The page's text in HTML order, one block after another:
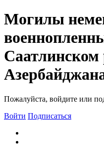
Могилы
Саатлинском
Пожалуйста, войдите или
Войти Подписаться